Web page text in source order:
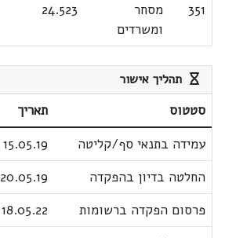
351
מסחר
ומשרדים
24.523
תהליך אישור
סטטוס תאריך
עמידה בתנאי סף/קליטה
15.05.19
החלטה בדיון בהפקדה
20.05.19
פרסום הפקדה ברשומות
18.05.22